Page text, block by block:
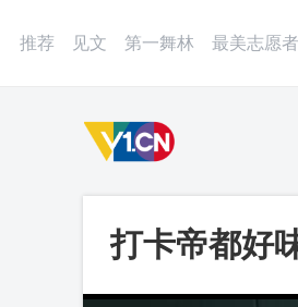
推荐 见文 第一舞林 最美志愿者
打卡帝都好
八宝茶_第